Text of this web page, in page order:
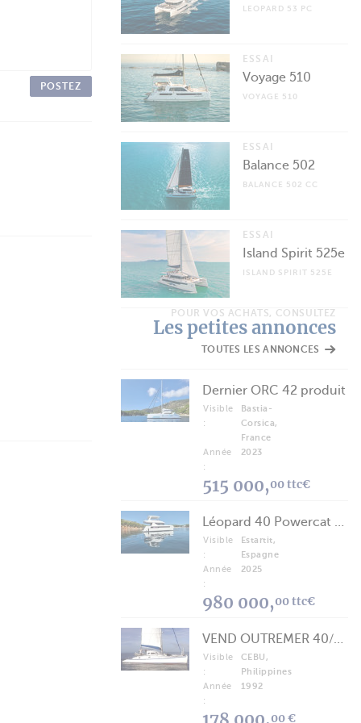
POSTEZ
LEOPARD 53 PC
ESSAI
Voyage 510
VOYAGE 510
ESSAI
Balance 502
BALANCE 502 CC
ESSAI
Island Spirit 525e
ISLAND SPIRIT 525E
POUR VOS ACHATS, CONSULTEZ
Les petites annonces
TOUTES LES ANNONCES
Dernier ORC 42 produit
Visible
:
Bastia-
Corsica,
France
Année
:
2023
515 000,00 ttc€
Léopard 40 Powercat 2025
Visible
:
Estartit,
Espagne
Année
:
2025
980 000,00 ttc€
VEND OUTREMER 40/43 (FREE LANCE)
Visible
:
CEBU,
Philippines
Année
:
1992
00 €